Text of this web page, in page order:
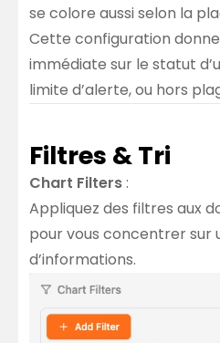
se colore aussi selon la
Cette configuration
immédiate sur le statut
limite d’alerte, ou hors
Filtres & Tri
Chart Filters:
Appliquez des filtres aux
pour vous concentrer sur
d’informations.